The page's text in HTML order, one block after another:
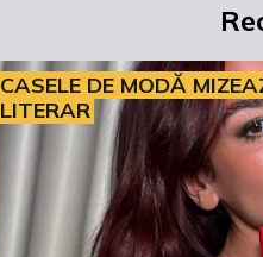
CASELE DE MODĂ
LITERAR